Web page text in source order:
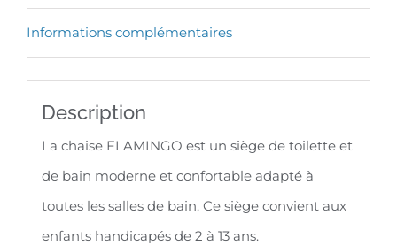
Informations complémentaires
Description
La chaise FLAMINGO est un siège de toilette et
de bain moderne et confortable adapté à
toutes les salles de bain. Ce siège convient aux
enfants handicapés de 2 à 13 ans.